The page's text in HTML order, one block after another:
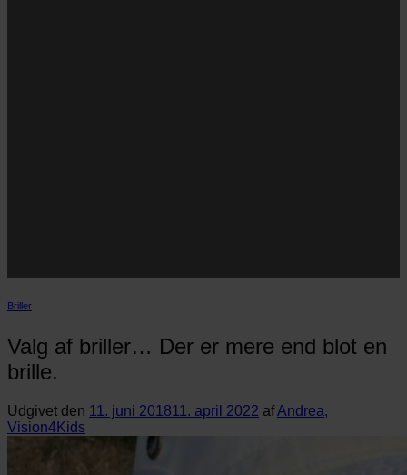
Briller
Valg af briller… Der er mere end blot en
brille.
Udgivet den 11. juni 201811. april 2022 afAndrea,
Vision4Kids